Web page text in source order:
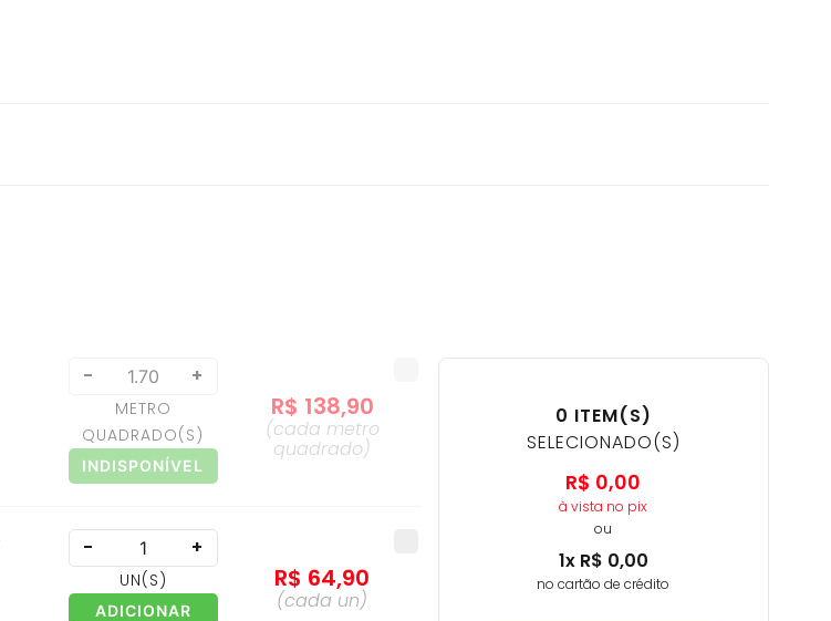
- +
METRO
QUADRADO(S)
INDISPONÍVEL
R$ 138,90
(cada metro
quadrado)
- +
UN(S)
ADICIONAR
R$ 64,90
(cada un)
0 ITEM(S)
SELECIONADO(S)
R$ 0,00
à vista no pix
ou
1x R$ 0,00
no cartão de crédito